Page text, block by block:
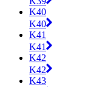
K40
K40
K41
K41
K42
K42
K43